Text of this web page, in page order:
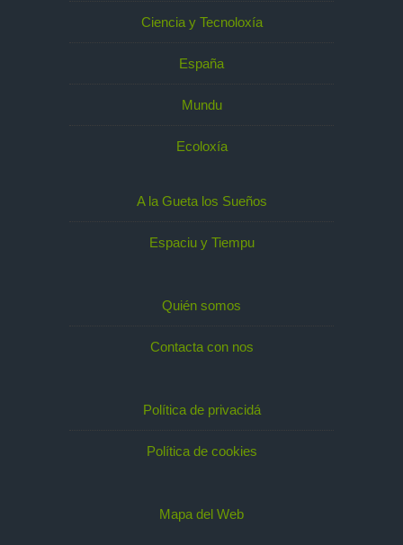
Ciencia y Tecnoloxía
España
Mundu
Ecoloxía
A la Gueta los Sueños
Espaciu y Tiempu
Quién somos
Contacta con nos
Política de privacidá
Política de cookies
Mapa del Web